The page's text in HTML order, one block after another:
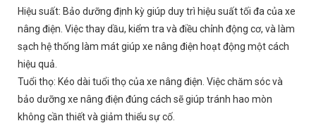
Hiệu suất: Bảo dưỡng định kỳ giúp duy trì hiệu suất tối đa của xe
nâng điện. Việc thay dầu, kiểm tra và điều chỉnh động cơ, và làm
sạch hệ thống làm mát giúp xe nâng điện hoạt động một cách
hiệu quả.
Tuổi thọ: Kéo dài tuổi thọ của xe nâng điện. Việc chăm sóc và
bảo dưỡng xe nâng điện đúng cách sẽ giúp tránh hao mòn
không cần thiết và giảm thiểu sự cố.